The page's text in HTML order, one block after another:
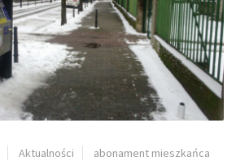
Aktualności
abonament mieszkańca